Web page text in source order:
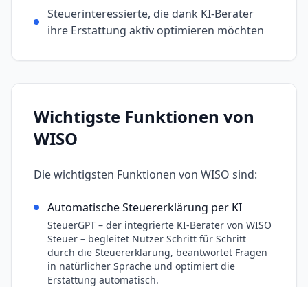
Steuerinteressierte, die dank KI-Berater
ihre Erstattung aktiv optimieren möchten
Wichtigste Funktionen von
WISO
Die wichtigsten Funktionen von WISO sind:
Automatische Steuererklärung per KI
SteuerGPT – der integrierte KI-Berater von WISO
Steuer – begleitet Nutzer Schritt für Schritt
durch die Steuererklärung, beantwortet Fragen
in natürlicher Sprache und optimiert die
Erstattung automatisch.